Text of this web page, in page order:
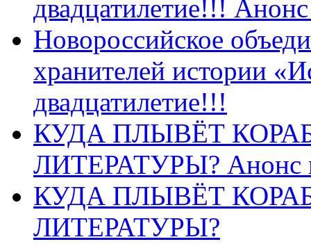
двадцатилетие!!!
Новороссийское
хранителей истории
двадцатилетие!!!
КУДА ПЛЫВЁТ
ЛИТЕРАТУРЫ? Анонс
КУДА ПЛЫВЁТ
ЛИТЕРАТУРЫ?